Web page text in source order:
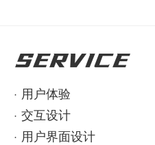
SERVICE
· 用户体验
· 交互设计
· 用户界面设计